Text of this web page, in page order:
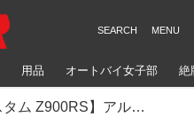
用品 オートバイ女子部 絶
【カスタム Z900RS】アルミ切削・加工を得意とするギルドデザインが作り上げるカワサキ「Z900RS」カスタム